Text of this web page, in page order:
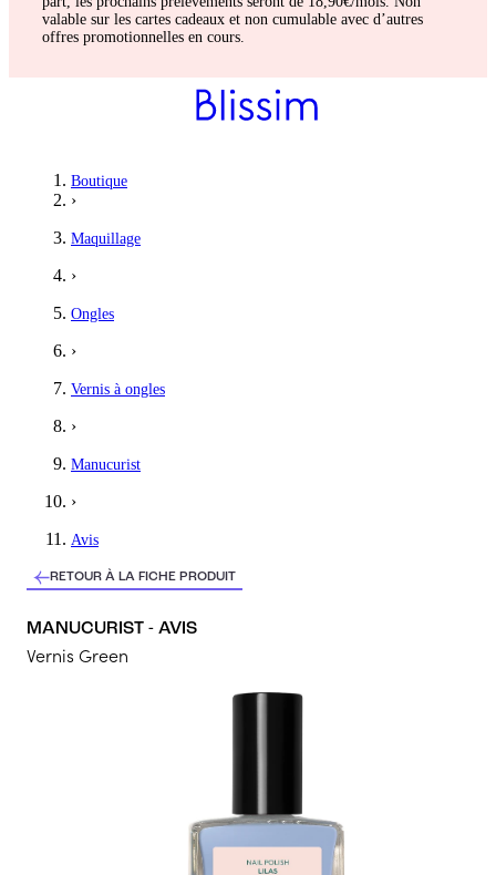
valable sur les cartes cadeaux et non cumulable avec d’autres
offres promotionnelles en cours.
Pauline
5/5
Audrey
Joli
Boutique
›
Maquillage
›
Ongles
›
Vernis à ongles
›
Manucurist
›
Avis
RETOUR À LA FICHE PRODUIT
MANUCURIST - AVIS
Vernis Green